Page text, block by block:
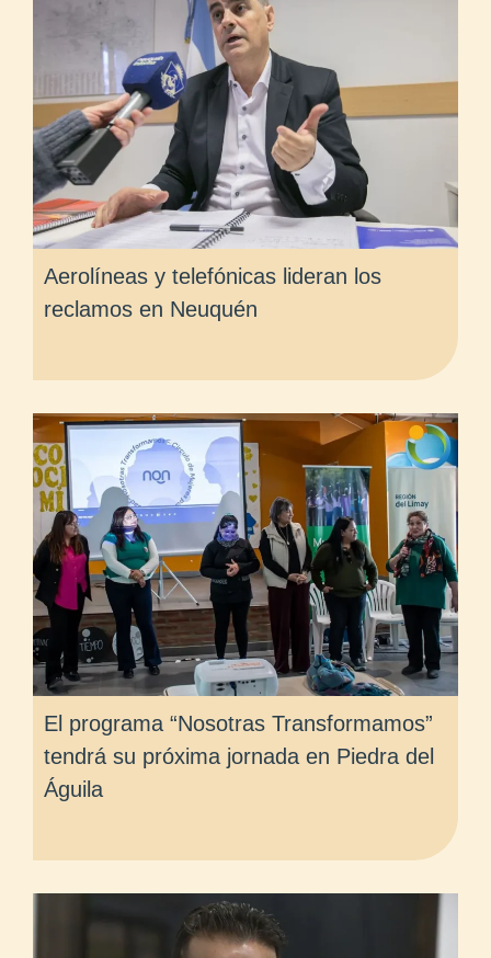
Aerolíneas y telefónicas lideran los
reclamos en Neuquén
El programa “Nosotras Transformamos”
tendrá su próxima jornada en Piedra del
Águila